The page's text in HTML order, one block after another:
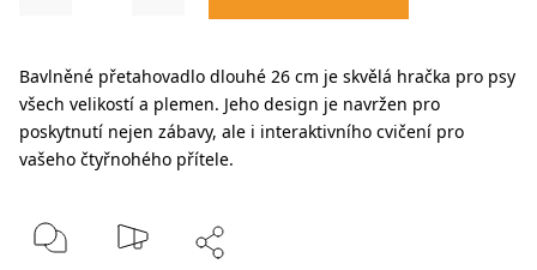
Bavlněné přetahovadlo dlouhé 26 cm je skvělá hračka pro psy
všech velikostí a plemen. Jeho design je navržen pro
poskytnutí nejen zábavy, ale i interaktivního cvičení pro
vašeho čtyřnohého přítele.